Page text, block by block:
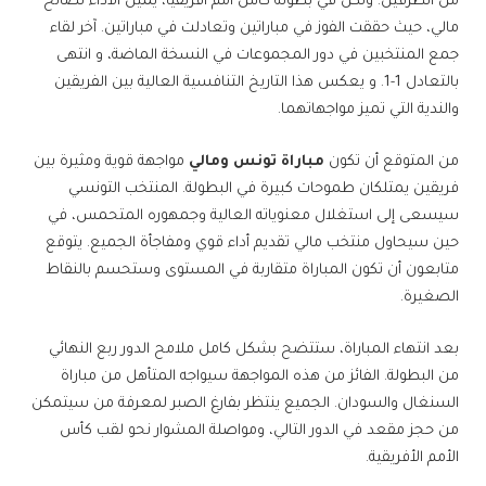
مالي، حيث حققت الفوز في مباراتين وتعادلت في مباراتين. آخر لقاء
جمع المنتخبين في دور المجموعات في النسخة الماضة، و انتهى
بالتعادل 1-1. و يعكس هذا التاريخ التنافسية العالية بين الفريقين
والندية التي تميز مواجهاتهما.
من المتوقع أن تكون مباراة تونس ومالي مواجهة قوية ومثيرة بين
فريقين يمتلكان طموحات كبيرة في البطولة. المنتخب التونسي
سيسعى إلى استغلال معنوياته العالية وجمهوره المتحمس، في
حين سيحاول منتخب مالي تقديم أداء قوي ومفاجأة الجميع. يتوقع
متابعون أن تكون المباراة متقاربة في المستوى وستحسم بالنقاط
الصغيرة.
بعد انتهاء المباراة، ستتضح بشكل كامل ملامح الدور ربع النهائي
من البطولة. الفائز من هذه المواجهة سيواجه المتأهل من مباراة
السنغال والسودان. الجميع ينتظر بفارغ الصبر لمعرفة من سيتمكن
من حجز مقعد في الدور التالي، ومواصلة المشوار نحو لقب كأس
الأمم الأفريقية.